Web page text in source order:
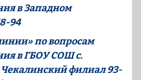
в Западном
94
по вопросам
в ГБОУ СОШ с.
Чекалинский филиал 93-